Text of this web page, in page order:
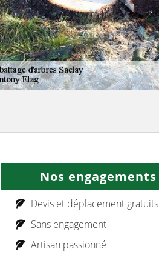
Nos engagements
Devis et déplacement gratuits
Sans engagement
Artisan passionné